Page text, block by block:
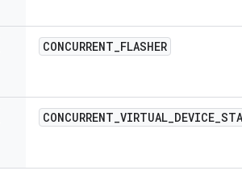
CONCURRENT_FLASHER
CONCURRENT_VIRTUAL_DEVICE_